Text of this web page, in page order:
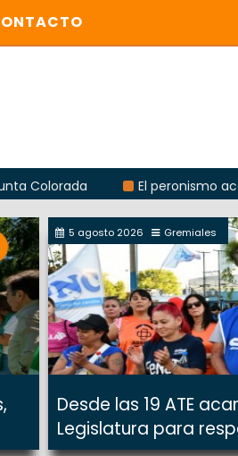
El peronismo acelera su
5 agosto 2026 Gremiales
Desde las 19 ATE
Legislatura para